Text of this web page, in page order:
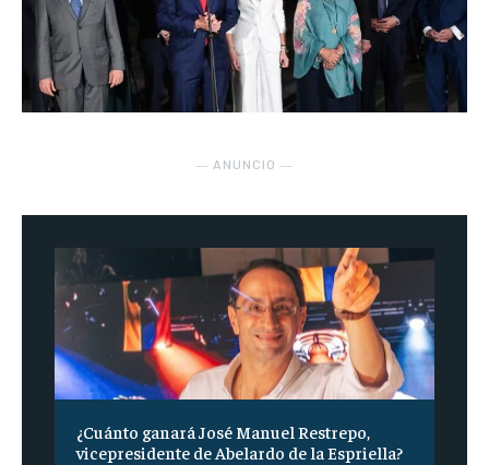
― ANUNCIO ―
¿Cuánto ganará José Manuel Restrepo,
vicepresidente de Abelardo de la Espriella?